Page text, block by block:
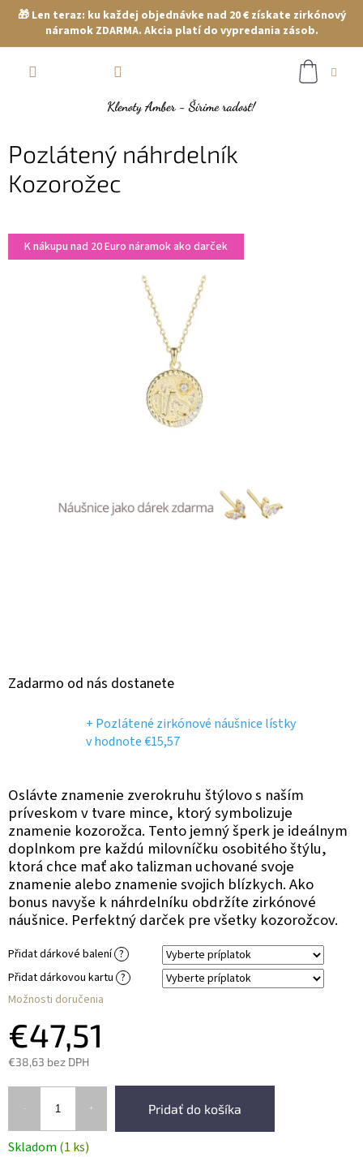
🎁 Len teraz: ku každej objednávke nad 20 € získate zirkónový
náramok ZDARMA. Akcia platí do vypredania zásob.
Pozlátený náhrdelník
Kozorožec
K nákupu nad 20 Euro náramok ako darček
€47,51
€38,63 bez DPH
Pridať do košíka
Skladom (1 ks)
Přidat dárkové balení ?
Přidat dárkovou kartu ?
Možnosti doručenia
Zadarmo od nás dostanete
+ Pozlátené zirkónové náušnice lístky
v hodnote €15,57
Oslávte znamenie zverokruhu štýlovo s naším
príveskom v tvare mince, ktorý symbolizuje
znamenie kozorožca. Tento jemný šperk je ideálnym
doplnkom pre každú milovníčku osobitého štýlu,
ktorá chce mať ako talizman uchované svoje
znamenie alebo znamenie svojich blízkych. Ako
bonus navyše k náhrdelníku obdržíte zirkónové
náušnice. Perfektný darček pre všetky kozorožcov.